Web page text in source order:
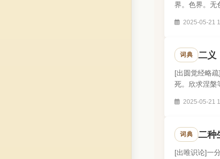
界。色界。无
2025-05-21
词典 二义
[出圆觉经略
死。欣求涅槃
2025-05-21
词典 二种
[出唯识论]一